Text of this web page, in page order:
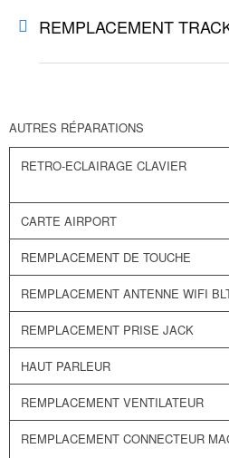
REMPLACEMENT
AUTRES RÉPARATIONS
RETRO-ECLAIRAGE CLAVIER
CARTE AIRPORT
REMPLACEMENT DE TOUCHE
REMPLACEMENT ANTENNE WIFI
REMPLACEMENT PRISE JACK
HAUT PARLEUR
REMPLACEMENT VENTILATEUR
REMPLACEMENT CONNECTEUR